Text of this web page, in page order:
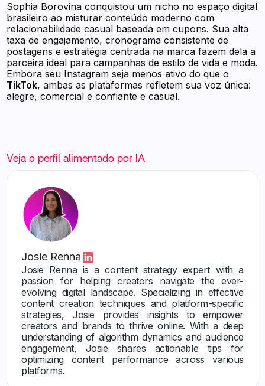
Sophia Borovina conquistou um nicho no espaço digital
brasileiro ao misturar conteúdo moderno com
relacionabilidade casual baseada em cupons. Sua alta
taxa de engajamento, cronograma consistente de
postagens e estratégia centrada na marca fazem dela a
parceira ideal para campanhas de estilo de vida e moda.
Embora seu Instagram seja menos ativo do que o
TikTok, ambas as plataformas refletem sua voz única:
alegre, comercial e confiante e casual.
Veja o perfil alimentado por IA
Josie Renna
Josie Renna is a content strategy expert with a
passion for helping creators navigate the ever-
evolving digital landscape. Specializing in effective
content creation techniques and platform-specific
strategies, Josie provides insights to empower
creators and brands to thrive online. With a deep
understanding of algorithm dynamics and audience
engagement, Josie shares actionable tips for
optimizing content performance across various
platforms.